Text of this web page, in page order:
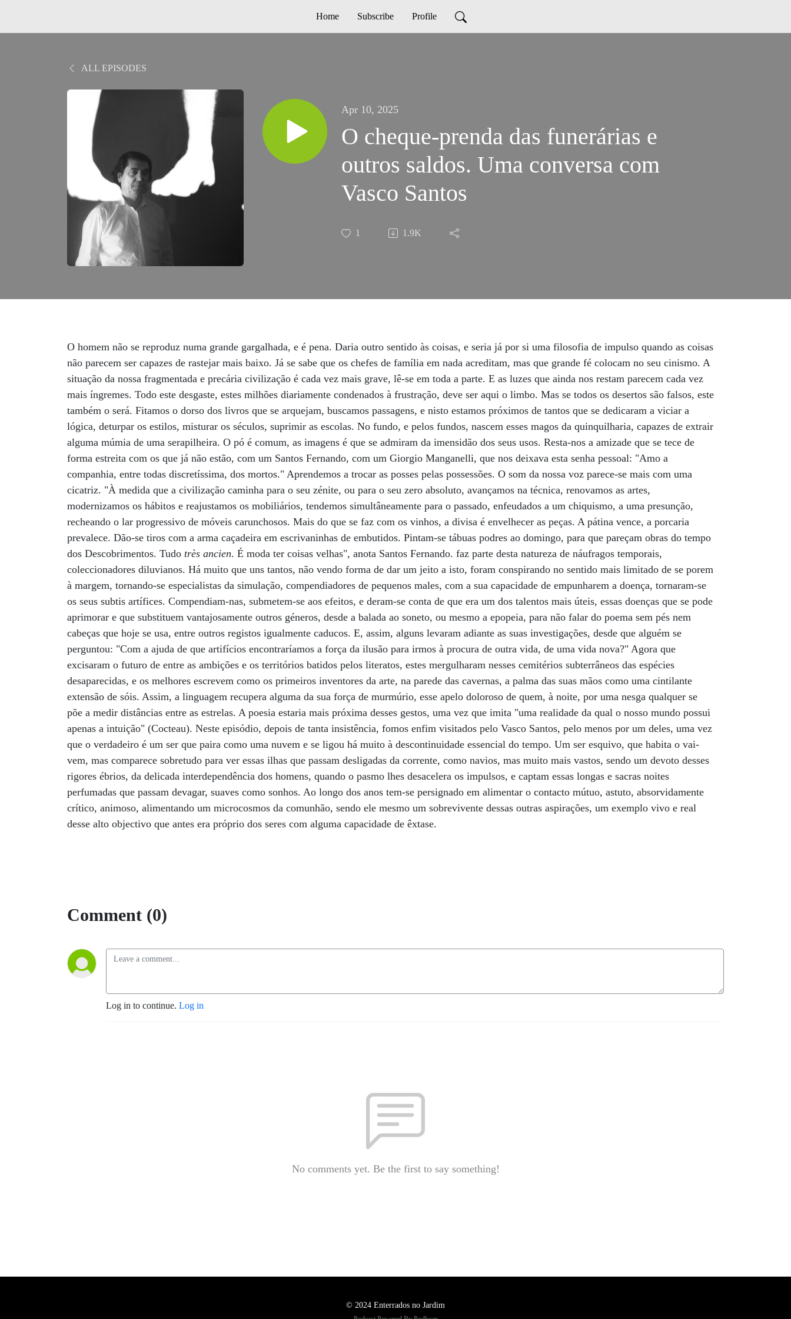
Home Subscribe Profile
ALL EPISODES
Apr 10, 2025
O cheque-prenda das funerárias e
outros saldos. Uma conversa com
Vasco Santos
1 1.9K
O homem não se reproduz numa grande gargalhada, e é pena. Daria outro sentido às coisas, e seria já por si uma filosofia de impulso quando as coisas
não parecem ser capazes de rastejar mais baixo. Já se sabe que os chefes de família em nada acreditam, mas que grande fé colocam no seu cinismo. A
situação da nossa fragmentada e precária civilização é cada vez mais grave, lê-se em toda a parte. E as luzes que ainda nos restam parecem cada vez
mais íngremes. Todo este desgaste, estes milhões diariamente condenados à frustração, deve ser aqui o limbo. Mas se todos os desertos são falsos, este
também o será. Fitamos o dorso dos livros que se arquejam, buscamos passagens, e nisto estamos próximos de tantos que se dedicaram a viciar a
lógica, deturpar os estilos, misturar os séculos, suprimir as escolas. No fundo, e pelos fundos, nascem esses magos da quinquilharia, capazes de extrair
alguma múmia de uma serapilheira. O pó é comum, as imagens é que se admiram da imensidão dos seus usos. Resta-nos a amizade que se tece de
forma estreita com os que já não estão, com um Santos Fernando, com um Giorgio Manganelli, que nos deixava esta senha pessoal: "Amo a
companhia, entre todas discretíssima, dos mortos." Aprendemos a trocar as posses pelas possessões. O som da nossa voz parece-se mais com uma
cicatriz. "À medida que a civilização caminha para o seu zénite, ou para o seu zero absoluto, avançamos na técnica, renovamos as artes,
modernizamos os hábitos e reajustamos os mobiliários, tendemos simultâneamente para o passado, enfeudados a um chiquismo, a uma presunção,
recheando o lar progressivo de móveis carunchosos. Mais do que se faz com os vinhos, a divisa é envelhecer as peças. A pátina vence, a porcaria
prevalece. Dão-se tiros com a arma caçadeira em escrivaninhas de embutidos. Pintam-se tábuas podres ao domingo, para que pareçam obras do tempo
dos Descobrimentos. Tudo très ancien. É moda ter coisas velhas", anota Santos Fernando. faz parte desta natureza de náufragos temporais,
coleccionadores diluvianos. Há muito que uns tantos, não vendo forma de dar um jeito a isto, foram conspirando no sentido mais limitado de se porem
à margem, tornando-se especialistas da simulação, compendiadores de pequenos males, com a sua capacidade de empunharem a doença, tornaram-se
os seus subtis artífices. Compendiam-nas, submetem-se aos efeitos, e deram-se conta de que era um dos talentos mais úteis, essas doenças que se pode
aprimorar e que substituem vantajosamente outros géneros, desde a balada ao soneto, ou mesmo a epopeia, para não falar do poema sem pés nem
cabeças que hoje se usa, entre outros registos igualmente caducos. E, assim, alguns levaram adiante as suas investigações, desde que alguém se
perguntou: "Com a ajuda de que artifícios encontraríamos a força da ilusão para irmos à procura de outra vida, de uma vida nova?" Agora que
excisaram o futuro de entre as ambições e os territórios batidos pelos literatos, estes mergulharam nesses cemitérios subterrâneos das espécies
desaparecidas, e os melhores escrevem como os primeiros inventores da arte, na parede das cavernas, a palma das suas mãos como uma cintilante
extensão de sóis. Assim, a linguagem recupera alguma da sua força de murmúrio, esse apelo doloroso de quem, à noite, por uma nesga qualquer se
põe a medir distâncias entre as estrelas. A poesia estaria mais próxima desses gestos, uma vez que imita "uma realidade da qual o nosso mundo possui
apenas a intuição" (Cocteau). Neste episódio, depois de tanta insistência, fomos enfim visitados pelo Vasco Santos, pelo menos por um deles, uma vez
que o verdadeiro é um ser que paira como uma nuvem e se ligou há muito à descontinuidade essencial do tempo. Um ser esquivo, que habita o vai-
vem, mas comparece sobretudo para ver essas ilhas que passam desligadas da corrente, como navios, mas muito mais vastos, sendo um devoto desses
rigores ébrios, da delicada interdependência dos homens, quando o pasmo lhes desacelera os impulsos, e captam essas longas e sacras noites
perfumadas que passam devagar, suaves como sonhos. Ao longo dos anos tem-se persignado em alimentar o contacto mútuo, astuto, absorvidamente
crítico, animoso, alimentando um microcosmos da comunhão, sendo ele mesmo um sobrevivente dessas outras aspirações, um exemplo vivo e real
desse alto objectivo que antes era próprio dos seres com alguma capacidade de êxtase.
Comment (0)
Log in to continue. Log in
No comments yet. Be the first to say something!
© 2024 Enterrados no Jardim